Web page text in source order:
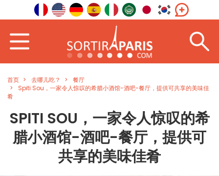
首页 去哪儿吃？
餐厅
Spiti Sou，一家令人惊叹的希腊小酒馆-酒吧-餐厅，提供可共享的美味佳
肴
SPITI SOU，一家令人惊叹的希
腊小酒馆-酒吧-餐厅，提供可
共享的美味佳肴